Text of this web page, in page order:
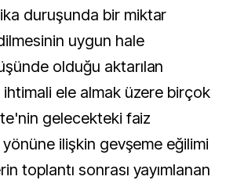
duruşunda bir miktar
uygun hale
olduğu aktarılan
ele almak üzere birçok
gelecekteki faiz
yönüne ilişkin gevşeme eğilimi
toplantı sonrası yayımlanan